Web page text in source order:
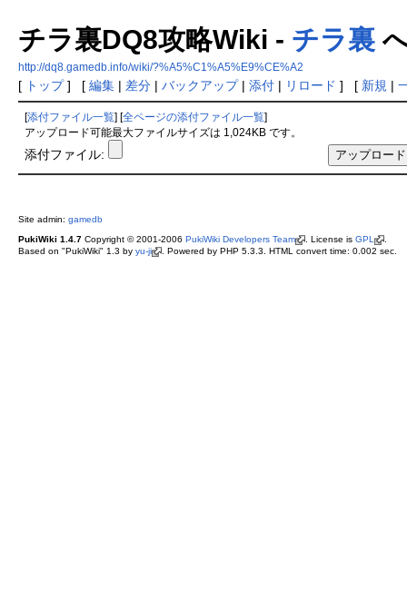
チラ裏DQ8攻略Wiki - チラ裏
http://dq8.gamedb.info/wiki/?%A5%C1%A5%E9%CE%A2
[ トップ] [ 編集| 差分| バックアップ| 添付| リロード ] [ 新規 |
添付ファイル一覧 全ページの添付ファイル一覧
アップロード可能最大ファイルサイズは 1,024KB です。
添付ファイル:
Site admin: gamedb
PukiWiki 1.4.7Copyright © 2001-2006 PukiWiki Developers Team . License is GPL
.
Based on "PukiWiki" 1.3 by yu-ji . Powered by PHP 5.3.3. HTML convert time: 0.002 sec.